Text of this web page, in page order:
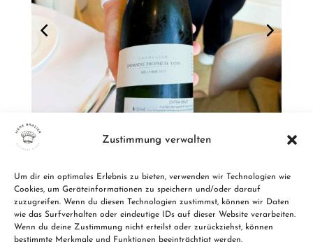
Zustimmung verwalten
Um dir ein optimales Erlebnis zu bieten, verwenden wir Technologien wie
Cookies, um Geräteinformationen zu speichern und/oder darauf
zuzugreifen. Wenn du diesen Technologien zustimmst, können wir Daten
wie das Surfverhalten oder eindeutige IDs auf dieser Website verarbeiten.
Wenn du deine Zustimmung nicht erteilst oder zurückziehst, können
bestimmte Merkmale und Funktionen beeinträchtigt werden.
Zu allen Restaurants